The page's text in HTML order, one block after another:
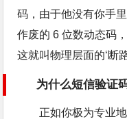
码，由于他没有你手
作废的 6 位数动态码
这就叫物理层面的‘断
为什么短信验证
正如你极为专业